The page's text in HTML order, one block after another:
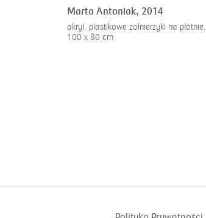
Marta Antoniak, 2014
akryl, plastikowe żołnierzyki na płótnie,
100 x 80 cm